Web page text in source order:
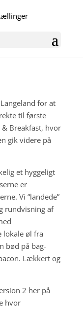
for at
til første
Breakfast, hvor
gik videre på
et hyggeligt
er
Vi “landede”
rundvisning af
lokale øl fra
bød på bag-
Lækkert og
2 her på
hvor